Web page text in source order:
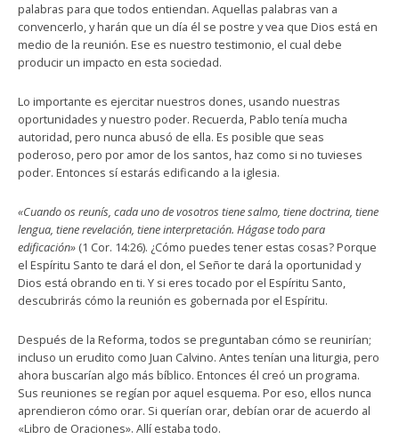
palabras para que todos entiendan. Aquellas palabras van a
convencerlo, y harán que un día él se postre y vea que Dios está en
medio de la reunión. Ese es nuestro testimonio, el cual debe
producir un impacto en esta sociedad.
Lo importante es ejercitar nuestros dones, usando nuestras
oportunidades y nuestro poder. Recuerda, Pablo tenía mucha
autoridad, pero nunca abusó de ella. Es posible que seas
poderoso, pero por amor de los santos, haz como si no tuvieses
poder. Entonces sí estarás edificando a la iglesia.
«Cuando os reunís, cada uno de vosotros tiene salmo, tiene doctrina, tiene
lengua, tiene revelación, tiene interpretación. Hágase todo para
edificación» (1 Cor. 14:26). ¿Cómo puedes tener estas cosas? Porque
el Espíritu Santo te dará el don, el Señor te dará la oportunidad y
Dios está obrando en ti. Y si eres tocado por el Espíritu Santo,
descubrirás cómo la reunión es gobernada por el Espíritu.
Después de la Reforma, todos se preguntaban cómo se reunirían;
incluso un erudito como Juan Calvino. Antes tenían una liturgia, pero
ahora buscarían algo más bíblico. Entonces él creó un programa.
Sus reuniones se regían por aquel esquema. Por eso, ellos nunca
aprendieron cómo orar. Si querían orar, debían orar de acuerdo al
«Libro de Oraciones». Allí estaba todo.